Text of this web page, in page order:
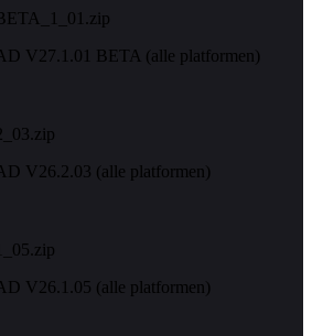
V27.1.01 BETA (alle platformen)
V26.2.03 (alle platformen)
V26.1.05 (alle platformen)